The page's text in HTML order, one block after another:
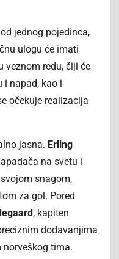
jednog pojedinca,
ulogu će imati
veznom redu, čiji će
i napad, kao i
očekuje realizacija
jasna. Erling
na svetu i
snagom,
za gol. Pored
, kapiten
dodavanjima
tima.